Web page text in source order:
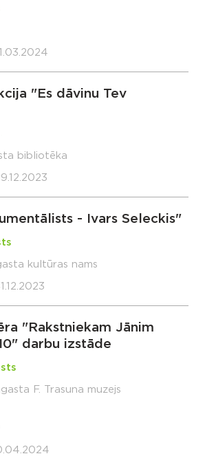
"Es dāvinu Tev
bibliotēka
- Ivars Seleckis"
kultūras nams
"Rakstniekam Jānim
darbu izstāde
F. Trasuna muzejs